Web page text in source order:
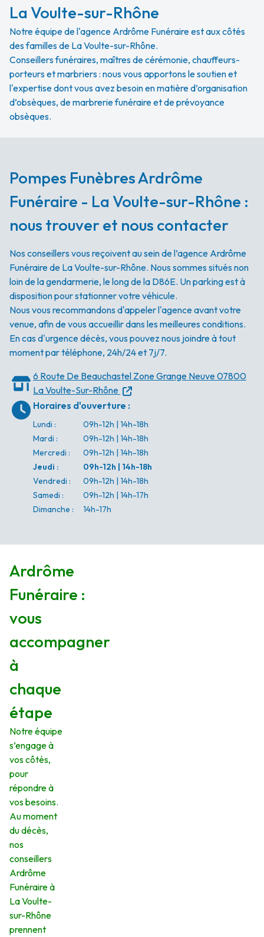
La Voulte-sur-Rhône
Notre équipe de l'agence Ardrôme Funéraire est aux côtés
des familles de La Voulte-sur-Rhône.
Conseillers funéraires, maîtres de cérémonie, chauffeurs-
porteurs et marbriers : nous vous apportons le soutien et
l'expertise dont vous avez besoin en matière d’organisation
d’obsèques, de marbrerie funéraire et de prévoyance
obsèques.
Pompes Funèbres Ardrôme
Funéraire - La Voulte-sur-Rhône :
nous trouver et nous contacter
Nos conseillers vous reçoivent au sein de l’agence Ardrôme
Funéraire de La Voulte-sur-Rhône. Nous sommes situés non
loin de la gendarmerie, le long de la D86E. Un parking est à
disposition pour stationner votre véhicule.
Nous vous recommandons d'appeler l'agence avant votre
venue, afin de vous accueillir dans les meilleures conditions.
En cas d'urgence décès, vous pouvez nous joindre à tout
moment par téléphone, 24h/24 et 7j/7.
6 Route De Beauchastel Zone Grange Neuve07800
La Voulte-Sur-Rhône
Horaires d'ouverture :
Lundi :
09h-12h | 14h-18h
Mardi :
09h-12h | 14h-18h
Mercredi :
09h-12h | 14h-18h
Jeudi :
09h-12h | 14h-18h
Vendredi :
09h-12h | 14h-18h
Samedi :
09h-12h | 14h-17h
Dimanche : 14h-17h
Ardrôme
Funéraire :
vous
accompagner
à
chaque
étape
Notre équipe
s’engage à
vos côtés,
pour
répondre à
vos besoins.
Au moment
du décès,
nos
conseillers
Ardrôme
Funéraire à
La Voulte-
sur-Rhône
prennent